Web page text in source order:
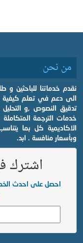
من نحن
نقدم خدماتنا للباحثين و
الى دعم في تعلم كيفية
تدقيق النصوص ,و
خدمات الترجمة
الاكاديمية كل بما
وبأسعار منافسة . ابد.
اشترك
احصل على احدث